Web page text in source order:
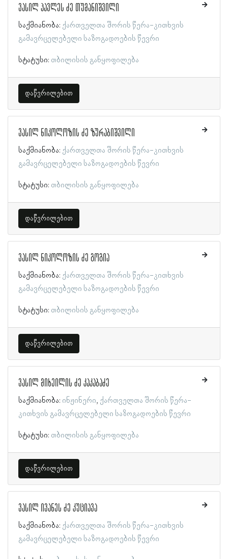
ვასილ პავლეს ძე თუმანიშვილი
საქმიანობა: ქართველთა შორის წერა-კითხვის
გამავრცელებელი საზოგადოების წევრი
სტატუსი: თბილისის განყოფილება
დაწვრილებით
ვასილ ნიკოლოზის ძე ზურაბიშვილი
საქმიანობა: ქართველთა შორის წერა-კითხვის
გამავრცელებელი საზოგადოების წევრი
სტატუსი: თბილისის განყოფილება
დაწვრილებით
ვასილ ნიკოლოზის ძე გოგია
საქმიანობა: ქართველთა შორის წერა-კითხვის
გამავრცელებელი საზოგადოების წევრი
სტატუსი: თბილისის განყოფილება
დაწვრილებით
ვასილ მიხეილის ძე კაკაბაძე
საქმიანობა: ინჟინერი ქართველთა შორის წერა-
კითხვის გამავრცელებელი საზოგადოების წევრი
სტატუსი: თბილისის განყოფილება
დაწვრილებით
ვასილ ივანეს ძე კუციავა
საქმიანობა: ქართველთა შორის წერა-კითხვის
გამავრცელებელი საზოგადოების წევრი